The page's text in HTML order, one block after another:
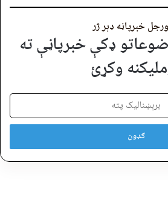
خبرپاڼه ډېر ژر
ډکې خبرپاڼې ته
وکړئ